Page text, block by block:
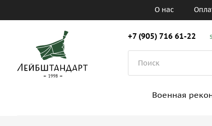
О нас
+7 (905) 716 61-22
Военная